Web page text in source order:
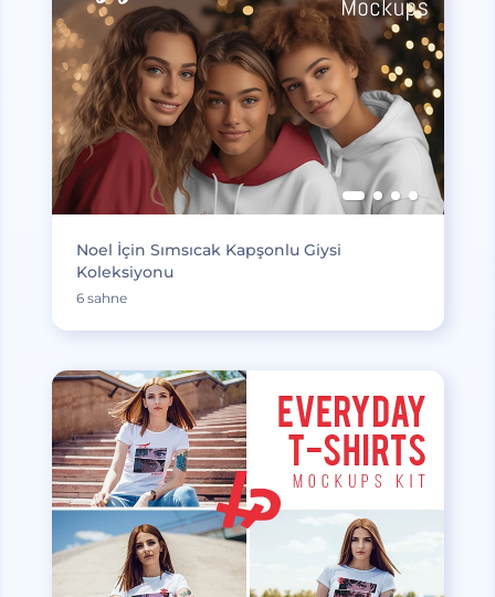
Noel İçin Sımsıcak Kapşonlu Giysi
Koleksiyonu
6 sahne